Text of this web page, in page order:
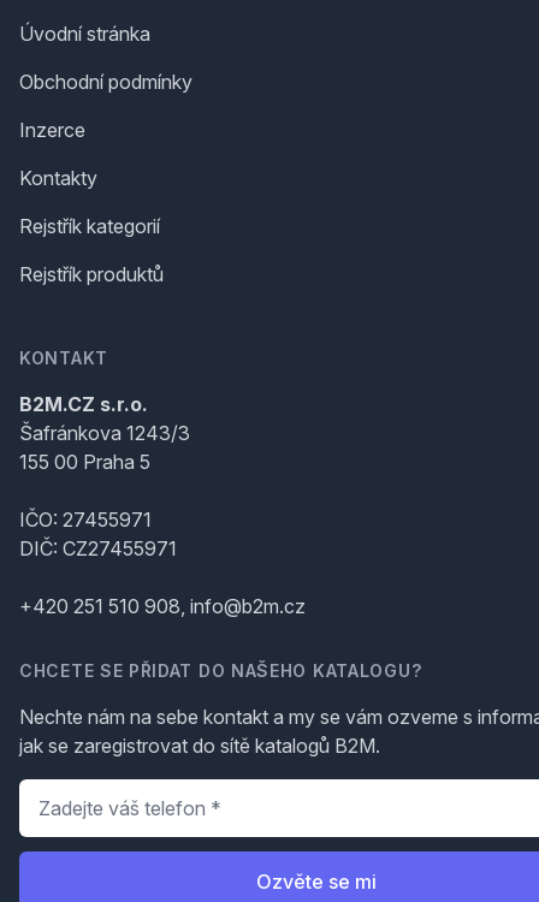
Úvodní stránka
Obchodní podmínky
Inzerce
Kontakty
Rejstřík kategorií
Rejstřík produktů
KONTAKT
B2M.CZ s.r.o.
Šafránkova 1243/3
155 00 Praha 5
IČO: 27455971
DIČ: CZ27455971
+420 251 510 908, info@b2m.cz
CHCETE SE PŘIDAT DO NAŠEHO KATALOGU?
Nechte nám na sebe kontakt a my se vám ozveme s
jak se zaregistrovat do sítě katalogů B2M.
Telefon
Ozvěte se mi